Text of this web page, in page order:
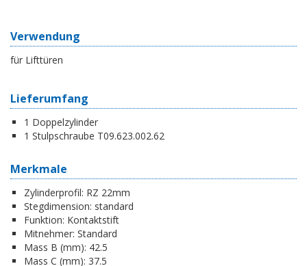
Verwendung
für Lifttüren
Lieferumfang
1 Doppelzylinder
1 Stulpschraube T09.623.002.62
Merkmale
Zylinderprofil: RZ 22mm
Stegdimension: standard
Funktion: Kontaktstift
Mitnehmer: Standard
Mass B (mm): 42.5
Mass C (mm): 37.5